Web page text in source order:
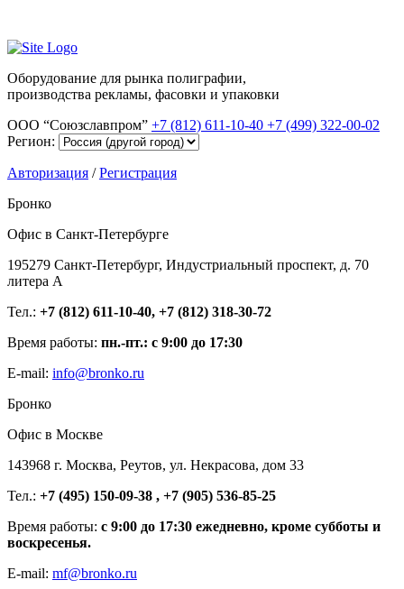
Оборудование для рынка полиграфии,
производства рекламы, фасовки и упаковки
ООО “Союзславпром” +7 (812) 611-10-40 +7 (499) 322-00-02
Регион:
Авторизация /Регистрация
Бронко
Офис в Санкт-Петербурге
195279 Санкт-Петербург, Индустриальный проспект, д. 70
литера А
Тел.: +7 (812) 611-10-40, +7 (812) 318-30-72
Время работы: пн.-пт.: с 9:00 до 17:30
E-mail: info@bronko.ru
Бронко
Офис в Москве
143968 г. Москва, Реутов, ул. Некрасова, дом 33
Тел.: +7 (495) 150-09-38 , +7 (905) 536-85-25
Время работы: с 9:00 до 17:30 ежедневно, кроме субботы и
воскресенья.
E-mail: mf@bronko.ru